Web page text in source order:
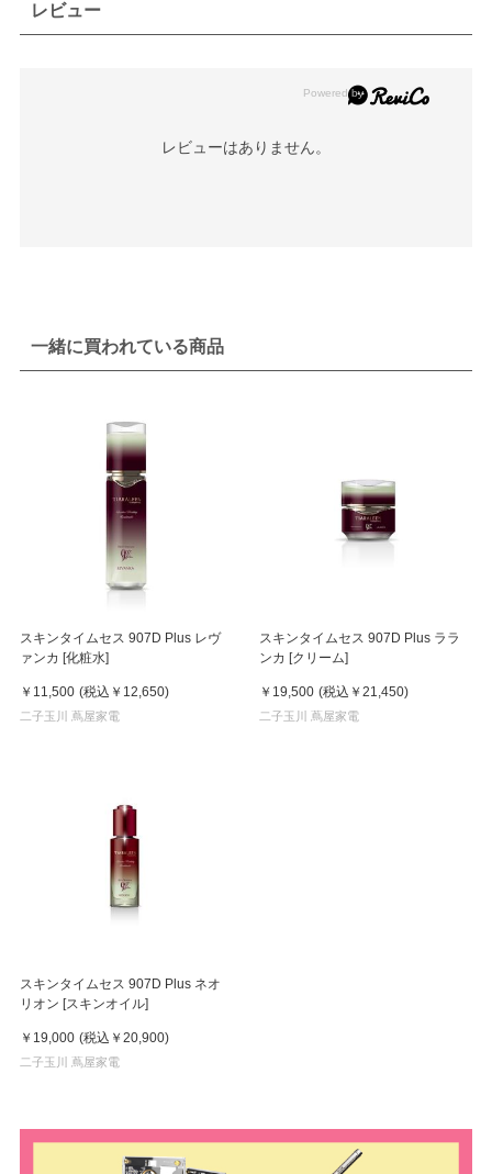
レビュー
レビューはありません。
一緒に買われている商品
スキンタイムセス 907D Plus レヴ
ァンカ [化粧水]
￥11,500 (税込 ￥12,650)
二子玉川 蔦屋家電
スキンタイムセス 907D Plus ララ
ンカ [クリーム]
￥19,500 (税込 ￥21,450)
二子玉川 蔦屋家電
スキンタイムセス 907D Plus ネオ
リオン [スキンオイル]
￥19,000 (税込 ￥20,900)
二子玉川 蔦屋家電